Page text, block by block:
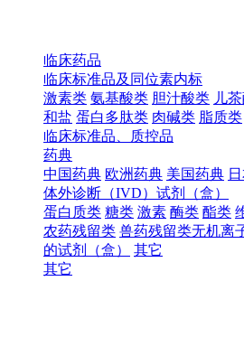
临床药品
临床标准品及同位素内标
激素类 氨基酸类 胆汁酸类 儿
和盐 蛋白多肽类 肉碱类 脂质类
临床标准品、质控品
药典
中国药典 欧洲药典 美国药典
体外诊断（IVD）试剂（盒）
蛋白质类 糖类 激素 酶类 酯类
农药残留类 兽药残留类无机离
的试剂（盒）
其它
其它